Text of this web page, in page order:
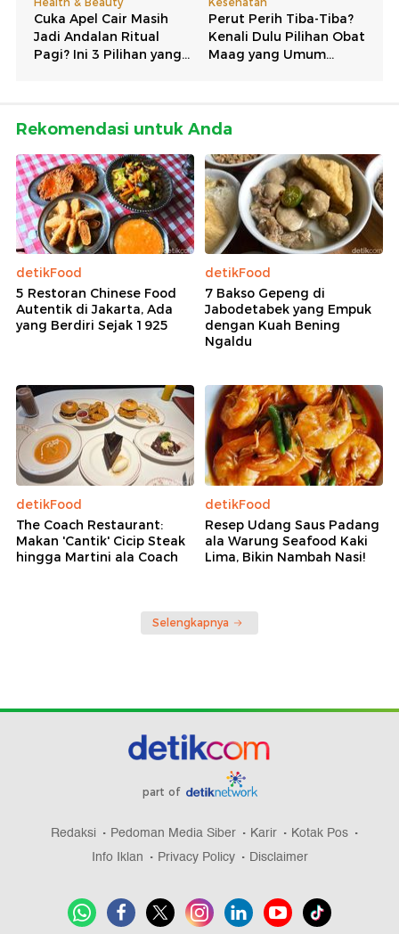
Rekomendasi untuk Anda
detikFood
5 Restoran Chinese Food
Autentik di Jakarta, Ada
yang Berdiri Sejak 1925
detikFood
7 Bakso Gepeng di
Jabodetabek yang Empuk
dengan Kuah Bening
Ngaldu
detikFood
The Coach Restaurant:
Makan 'Cantik' Cicip Steak
hingga Martini ala Coach
detikFood
Resep Udang Saus Padang
ala Warung Seafood Kaki
Lima, Bikin Nambah Nasi!
Selengkapnya
part of
Redaksi Pedoman Media Siber Karir
Kotak Pos
Info Iklan
Privacy Policy Disclaimer